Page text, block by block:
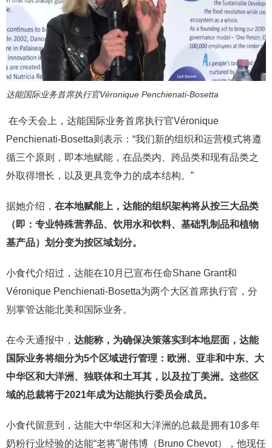
达能国际业务首席执行官Véronique Penchienati-Bosetta
在今天会上，达能国际业务首席执行官Véronique
Penchienati-Bosetta则表示：“我们新的组织和运营模式将遵
循三个原则，即本地赋能，在品类内、跨品类和现有品类之
外取得增长，以及更具竞争力的成本结构。”
据她介绍， 在本地赋能上，达能的组织架构将从按三大品类
（即：专业特殊营养品、饮用水和饮料、基础乳制品和植物
基产品）划分变为按区域划分。
小食代介绍过，达能在10月已宣布任命Shane Grant和
Véronique Penchienati-Bosetta为两个大区首席执行官，分
别掌管达能北美和国际业务。
在今天通报中， 达能称，为确保决策落实到本地层面，达能
国际业务将细分为5个区域进行管理：欧洲、亚非和中东、大
中华区和大洋洲、独联体和土耳其，以及拉丁美洲。这些区
域的总裁将于2021年成为达能执行委员会成员。
小食代留意到，达能大中华区和大洋洲的总裁是拥有10多年
奶粉行业经验的达能“老将”谢伟博（Bruno Chevot），他现任